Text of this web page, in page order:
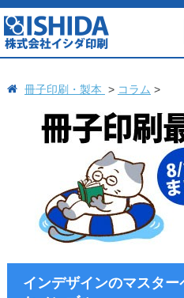
冊子印刷・製本 コラム
インデザインのマスタ